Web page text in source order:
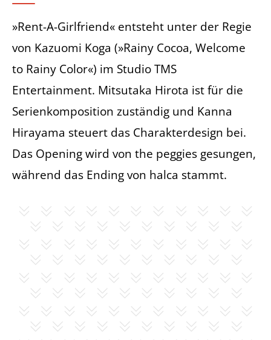
»Rent-A-Girlfriend« entsteht unter der Regie
von Kazuomi Koga (»Rainy Cocoa, Welcome
to Rainy Color«) im Studio TMS
Entertainment. Mitsutaka Hirota ist für die
Serienkomposition zuständig und Kanna
Hirayama steuert das Charakterdesign bei.
Das Opening wird von the peggies gesungen,
während das Ending von halca stammt.